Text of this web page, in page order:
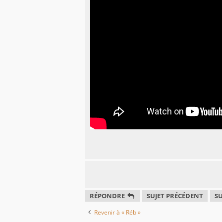
RÉPONDRE SUJET PRÉCÉDENT
Revenir à « Réb »